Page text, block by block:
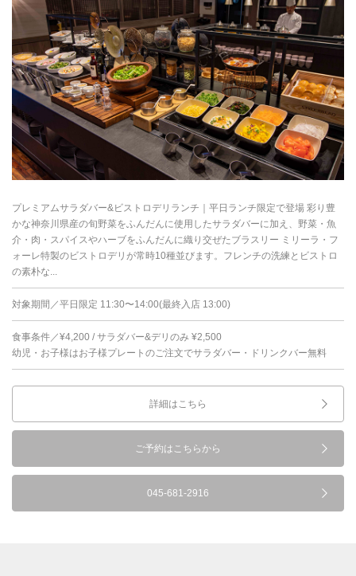
プレミアムサラダバー&ビストロデリランチ｜平日ランチ限定で登場 彩り豊
かな神奈川県産の旬野菜をふんだんに使用したサラダバーに加え、野菜・魚
介・肉・スパイスやハーブをふんだんに織り交ぜたブラスリー ミリーラ・フ
ォーレ特製のビストロデリが常時10種並びます。フレンチの洗練とビストロ
の素朴な...
対象期間／平日限定 11:30〜14:00(最終入店 13:00)
食事条件／¥4,200 / サラダバー&デリのみ ¥2,500
幼児・お子様はお子様プレートのご注文でサラダバー・ドリンクバー無料
詳細はこちら
ご予約はこちらから
045-681-2916